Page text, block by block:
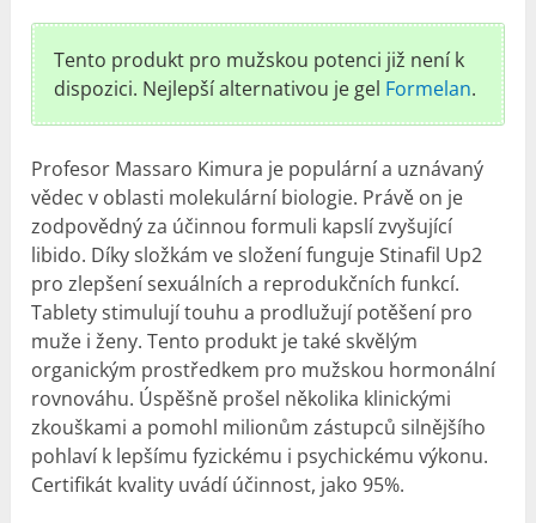
Tento produkt pro mužskou potenci již není k
dispozici. Nejlepší alternativou je gel Formelan.
Profesor Massaro Kimura je populární a uznávaný
vědec v oblasti molekulární biologie. Právě on je
zodpovědný za účinnou formuli kapslí zvyšující
libido. Díky složkám ve složení funguje Stinafil Up2
pro zlepšení sexuálních a reprodukčních funkcí.
Tablety stimulují touhu a prodlužují potěšení pro
muže i ženy. Tento produkt je také skvělým
organickým prostředkem pro mužskou hormonální
rovnováhu. Úspěšně prošel několika klinickými
zkouškami a pomohl milionům zástupců silnějšího
pohlaví k lepšímu fyzickému i psychickému výkonu.
Certifikát kvality uvádí účinnost, jako 95%.